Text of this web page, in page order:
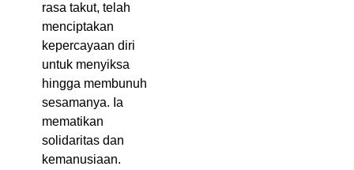
rasa takut, telah
menciptakan
kepercayaan diri
untuk menyiksa
hingga membunuh
sesamanya. Ia
mematikan
solidaritas dan
kemanusiaan.